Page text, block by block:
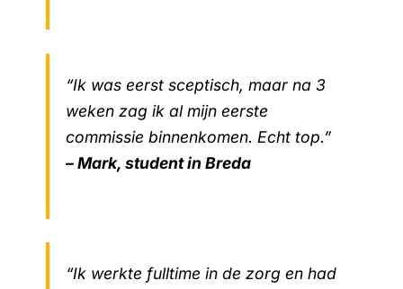
“Ik was eerst sceptisch, maar na 3
weken zag ik al mijn eerste
commissie binnenkomen. Echt top.”
– Mark, student in Breda
“Ik werkte fulltime in de zorg en had